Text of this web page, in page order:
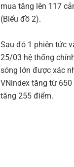
mua tăng lên 117
(Biểu đồ 2).
Sau đó 1 phiên tức
25/03 hệ thống
sóng lớn được xác
VNindex tăng từ
tăng 255 điểm.